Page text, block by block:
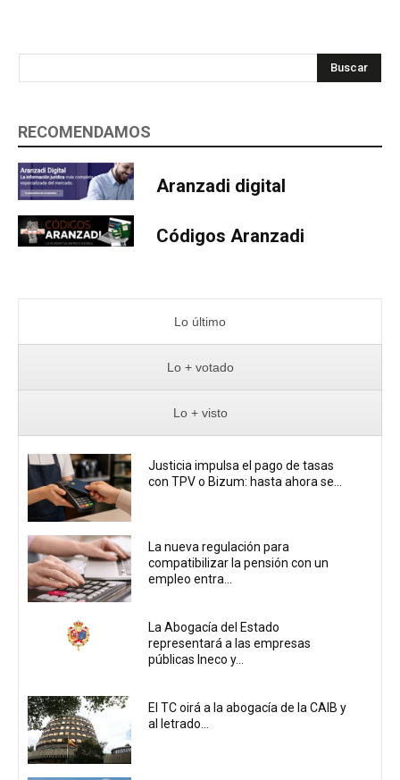
Buscar
RECOMENDAMOS
Aranzadi digital
Códigos Aranzadi
Lo último
Lo + votado
Lo + visto
Justicia impulsa el pago de tasas
con TPV o Bizum: hasta ahora se...
La nueva regulación para
compatibilizar la pensión con un
empleo entra...
La Abogacía del Estado
representará a las empresas
públicas Ineco y...
El TC oirá a la abogacía de la CAIB y
al letrado...